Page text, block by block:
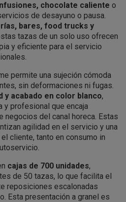
chocolate caliente o
de desayuno o pausa.
bares, food trucks y
tazas de un solo uso ofrecen
y eficiente para el servicio
permite una sujeción cómoda
sin deformaciones ni fugas.
y acabado en color blanco,
y profesional que encaja
negocios del canal horeca. Estas
agilidad en el servicio y una
cliente, tanto en consumo in
cajas de 700 unidades,
de 50 tazas, lo que facilita el
reposiciones escalonadas
Esta presentación a granel es